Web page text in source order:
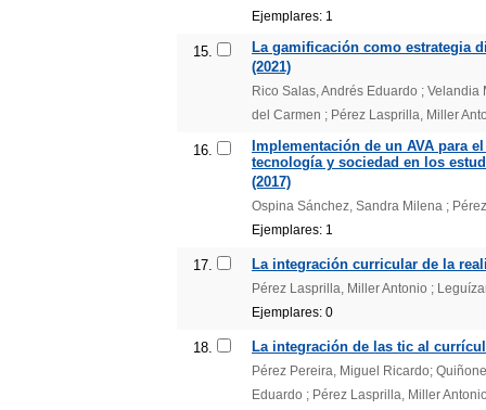
Ejemplares: 1
15.
La gamificación como estrategia
(2021)
Rico Salas, Andrés Eduardo ;
del Carmen ; Pérez Lasprilla, Miller
16.
Implementación de un AVA para
tecnología y sociedad en los
(2017)
Ospina Sánchez, Sandra Milena ;
Ejemplares: 1
17. La integración curricular de la
Pérez Lasprilla, Miller Antonio ;
Ejemplares: 0
18. La integración de las tic al
Pérez Pereira, Miguel Ricardo;
Eduardo ; Pérez Lasprilla, Miller